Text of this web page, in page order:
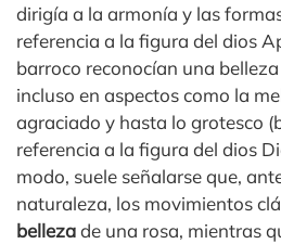
dirigía a la armonía y las
referencia a la figura del dios
barroco reconocían una
incluso en aspectos como la
agraciado y hasta lo grotesco
referencia a la figura del dios
modo, suele señalarse que,
naturaleza, los movimientos
bellezade una rosa, mientras